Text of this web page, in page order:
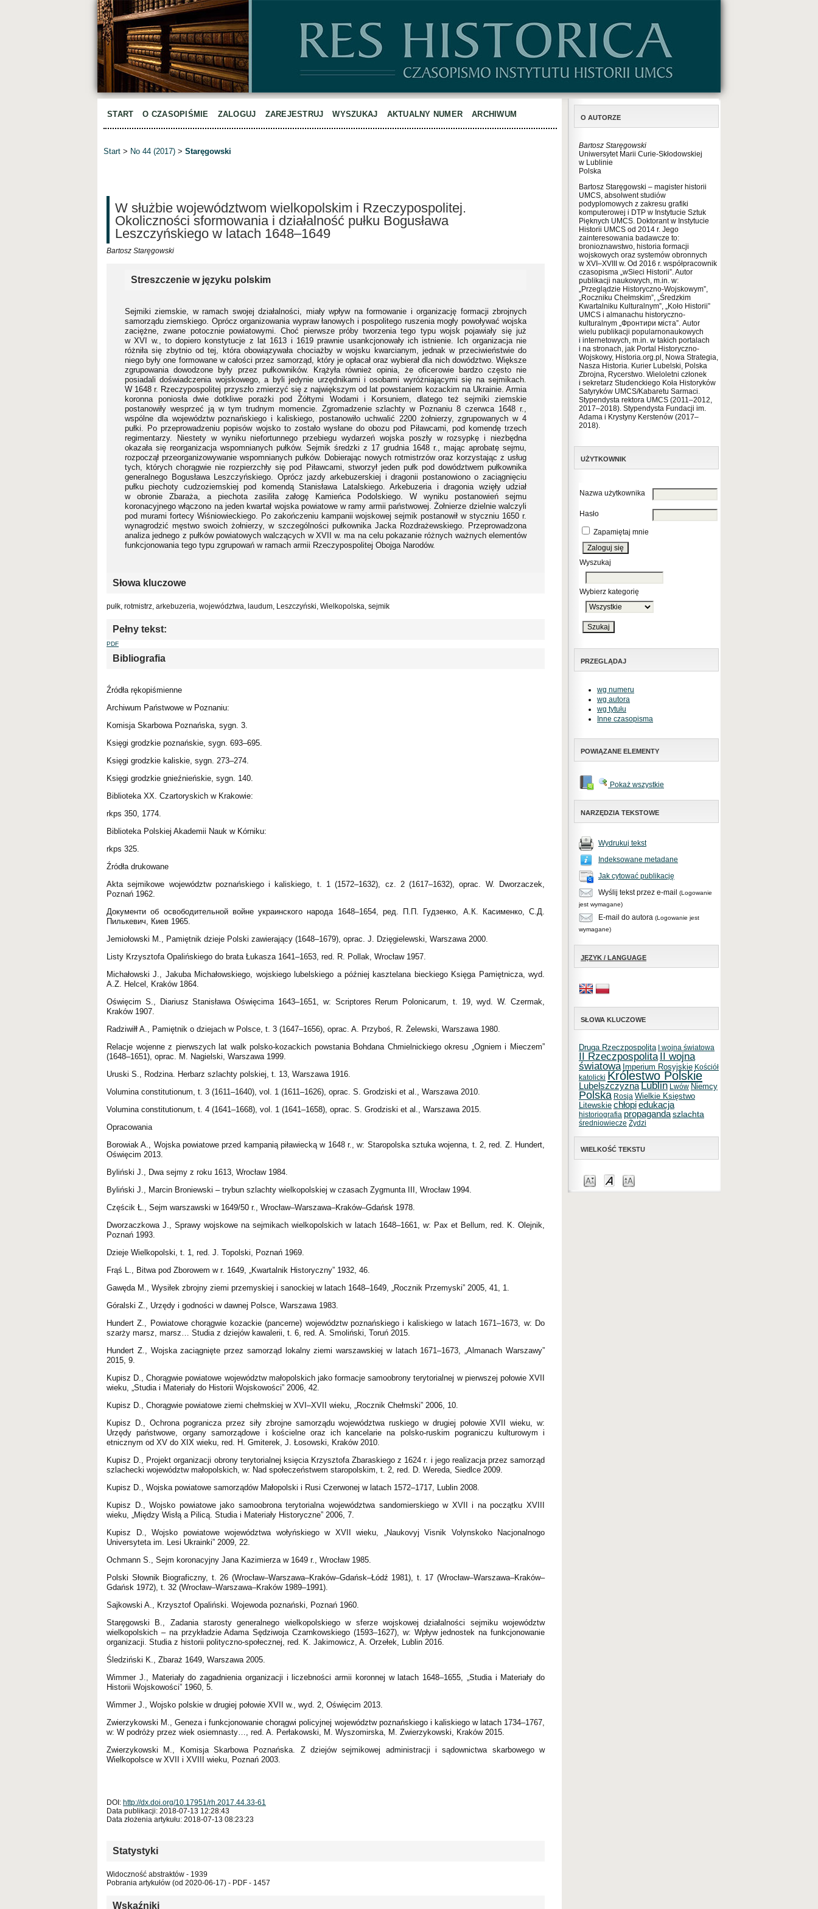
O AUTORZE
Bartosz Staręgowski
Uniwersytet Marii Curie-Skłodowskiej
w Lublinie
Polska
Bartosz Staręgowski – magister historii
UMCS, absolwent studiów
podyplomowych z zakresu grafiki
komputerowej i DTP w Instytucie Sztuk
Pięknych UMCS. Doktorant w Instytucie
Historii UMCS od 2014 r. Jego
zainteresowania badawcze to:
bronioznawstwo, historia formacji
wojskowych oraz systemów obronnych
w XVI–XVIII w. Od 2016 r. współpracownik
czasopisma „wSieci Historii”. Autor
publikacji naukowych, m.in. w:
„Przeglądzie Historyczno-Wojskowym”,
„Roczniku Chełmskim”, „Średzkim
Kwartalniku Kulturalnym”, „Koło Historii”
UMCS i almanachu historyczno-
kulturalnym „Фронтири міста”. Autor
wielu publikacji popularnonaukowych
i internetowych, m.in. w takich portalach
i na stronach, jak Portal Historyczno-
Wojskowy, Historia.org.pl, Nowa Strategia,
Nasza Historia. Kurier Lubelski, Polska
Zbrojna, Rycerstwo. Wieloletni członek
i sekretarz Studenckiego Koła Historyków
Satyryków UMCS/Kabaretu Sarmaci.
Stypendysta rektora UMCS (2011–2012,
2017–2018). Stypendysta Fundacji im.
Adama i Krystyny Kerstenów (2017–
2018).
UŻYTKOWNIK
Nazwa użytkownika
Hasło
Zapamiętaj mnie
Wyszukaj
Wybierz kategorię
PRZEGLĄDAJ
wg numeru
wg autora
wg tytułu
Inne czasopisma
POWIĄZANE ELEMENTY
Pokaż wszystkie
NARZĘDZIA TEKSTOWE
Wydrukuj tekst
Indeksowane metadane
Jak cytować publikację
Wyślij tekst przez e-mail
(Logowanie
jest wymagane)
E-mail do autora (Logowanie jest
wymagane)
JĘZYK / LANGUAGE
SŁOWA KLUCZOWE
Druga Rzeczpospolita I wojna światowa
II Rzeczpospolita II wojna
światowa Imperium Rosyjskie Kościół
katolicki Królestwo Polskie
LubelszczyznaLublin Lwów Niemcy
Polska Rosja Wielkie Księstwo
Litewskie chłopiedukacja
historiografia propagandaszlachta
średniowiecze Żydzi
WIELKOŚĆ TEKSTU
START O CZASOPIŚMIE ZALOGUJ ZAREJESTRUJ WYSZUKAJ AKTUALNY NUMER ARCHIWUM
Start > No 44 (2017) > Staręgowski
W służbie województwom wielkopolskim i Rzeczypospolitej.
Okoliczności sformowania i działalność pułku Bogusława
Leszczyńskiego w latach 1648–1649
Bartosz Staręgowski
Streszczenie w języku polskim
Sejmiki ziemskie, w ramach swojej działalności, miały wpływ na formowanie i organizację formacji zbrojnych
samorządu ziemskiego. Oprócz organizowania wypraw łanowych i pospolitego ruszenia mogły powoływać wojska
zaciężne, zwane potocznie powiatowymi. Choć pierwsze próby tworzenia tego typu wojsk pojawiały się już
w XVI w., to dopiero konstytucje z lat 1613 i 1619 prawnie usankcjonowały ich istnienie. Ich organizacja nie
różniła się zbytnio od tej, która obowiązywała chociażby w wojsku kwarcianym, jednak w przeciwieństwie do
niego były one formowane w całości przez samorząd, który je opłacał oraz wybierał dla nich dowództwo. Większe
zgrupowania dowodzone były przez pułkowników. Krążyła również opinia, że oficerowie bardzo często nie
posiadali doświadczenia wojskowego, a byli jedynie urzędnikami i osobami wyróżniającymi się na sejmikach.
W 1648 r. Rzeczypospolitej przyszło zmierzyć się z największym od lat powstaniem kozackim na Ukrainie. Armia
koronna poniosła dwie dotkliwe porażki pod Żółtymi Wodami i Korsuniem, dlatego też sejmiki ziemskie
postanowiły wesprzeć ją w tym trudnym momencie. Zgromadzenie szlachty w Poznaniu 8 czerwca 1648 r.,
wspólne dla województw poznańskiego i kaliskiego, postanowiło uchwalić 2200 żołnierzy, zgrupowanych w 4
pułki. Po przeprowadzeniu popisów wojsko to zostało wysłane do obozu pod Piławcami, pod komendę trzech
regimentarzy. Niestety w wyniku niefortunnego przebiegu wydarzeń wojska poszły w rozsypkę i niezbędna
okazała się reorganizacja wspomnianych pułków. Sejmik średzki z 17 grudnia 1648 r., mając aprobatę sejmu,
rozpoczął przeorganizowywanie wspomnianych pułków. Dobierając nowych rotmistrzów oraz korzystając z usług
tych, których chorągwie nie rozpierzchły się pod Piławcami, stworzył jeden pułk pod dowództwem pułkownika
generalnego Bogusława Leszczyńskiego. Oprócz jazdy arkebuzerskiej i dragonii postanowiono o zaciągnięciu
pułku piechoty cudzoziemskiej pod komendą Stanisława Latalskiego. Arkebuzeria i dragonia wzięły udział
w obronie Zbaraża, a piechota zasiliła załogę Kamieńca Podolskiego. W wyniku postanowień sejmu
koronacyjnego włączono na jeden kwartał wojska powiatowe w ramy armii państwowej. Żołnierze dzielnie walczyli
pod murami fortecy Wiśniowieckiego. Po zakończeniu kampanii wojskowej sejmik postanowił w styczniu 1650 r.
wynagrodzić męstwo swoich żołnierzy, w szczególności pułkownika Jacka Rozdrażewskiego. Przeprowadzona
analiza jednego z pułków powiatowych walczących w XVII w. ma na celu pokazanie różnych ważnych elementów
funkcjonowania tego typu zgrupowań w ramach armii Rzeczypospolitej Obojga Narodów.
Słowa kluczowe
pułk, rotmistrz, arkebuzeria, województwa, laudum, Leszczyński, Wielkopolska, sejmik
Pełny tekst:
PDF
Bibliografia
Źródła rękopiśmienne
Archiwum Państwowe w Poznaniu:
Komisja Skarbowa Poznańska, sygn. 3.
Księgi grodzkie poznańskie, sygn. 693–695.
Księgi grodzkie kaliskie, sygn. 273–274.
Księgi grodzkie gnieźnieńskie, sygn. 140.
Biblioteka XX. Czartoryskich w Krakowie:
rkps 350, 1774.
Biblioteka Polskiej Akademii Nauk w Kórniku:
rkps 325.
Źródła drukowane
Akta sejmikowe województw poznańskiego i kaliskiego, t. 1 (1572–1632), cz. 2 (1617–1632), oprac. W. Dworzaczek,
Poznań 1962.
Документи об освободительной войне украинского народа 1648–1654, ред. П.П. Гудзенко, А.К. Касименко, С.Д.
Пилькевич, Киев 1965.
Jemiołowski M., Pamiętnik dzieje Polski zawierający (1648–1679), oprac. J. Dzięgielewski, Warszawa 2000.
Listy Krzysztofa Opalińskiego do brata Łukasza 1641–1653, red. R. Pollak, Wrocław 1957.
Michałowski J., Jakuba Michałowskiego, wojskiego lubelskiego a później kasztelana bieckiego Księga Pamiętnicza, wyd.
A.Z. Helcel, Kraków 1864.
Oświęcim S., Diariusz Stanisława Oświęcima 1643–1651, w: Scriptores Rerum Polonicarum, t. 19, wyd. W. Czermak,
Kraków 1907.
Radziwiłł A., Pamiętnik o dziejach w Polsce, t. 3 (1647–1656), oprac. A. Przyboś, R. Żelewski, Warszawa 1980.
Relacje wojenne z pierwszych lat walk polsko-kozackich powstania Bohdana Chmielnickiego okresu „Ogniem i Mieczem”
(1648–1651), oprac. M. Nagielski, Warszawa 1999.
Uruski S., Rodzina. Herbarz szlachty polskiej, t. 13, Warszawa 1916.
Volumina constitutionum, t. 3 (1611–1640), vol. 1 (1611–1626), oprac. S. Grodziski et al., Warszawa 2010.
Volumina constitutionum, t. 4 (1641–1668), vol. 1 (1641–1658), oprac. S. Grodziski et al., Warszawa 2015.
Opracowania
Borowiak A., Wojska powiatowe przed kampanią piławiecką w 1648 r., w: Staropolska sztuka wojenna, t. 2, red. Z. Hundert,
Oświęcim 2013.
Byliński J., Dwa sejmy z roku 1613, Wrocław 1984.
Byliński J., Marcin Broniewski – trybun szlachty wielkopolskiej w czasach Zygmunta III, Wrocław 1994.
Częścik Ł., Sejm warszawski w 1649/50 r., Wrocław–Warszawa–Kraków–Gdańsk 1978.
Dworzaczkowa J., Sprawy wojskowe na sejmikach wielkopolskich w latach 1648–1661, w: Pax et Bellum, red. K. Olejnik,
Poznań 1993.
Dzieje Wielkopolski, t. 1, red. J. Topolski, Poznań 1969.
Frąś L., Bitwa pod Zborowem w r. 1649, „Kwartalnik Historyczny” 1932, 46.
Gawęda M., Wysiłek zbrojny ziemi przemyskiej i sanockiej w latach 1648–1649, „Rocznik Przemyski” 2005, 41, 1.
Góralski Z., Urzędy i godności w dawnej Polsce, Warszawa 1983.
Hundert Z., Powiatowe chorągwie kozackie (pancerne) województw poznańskiego i kaliskiego w latach 1671–1673, w: Do
szarży marsz, marsz… Studia z dziejów kawalerii, t. 6, red. A. Smoliński, Toruń 2015.
Hundert Z., Wojska zaciągnięte przez samorząd lokalny ziemi warszawskiej w latach 1671–1673, „Almanach Warszawy”
2015, 9.
Kupisz D., Chorągwie powiatowe województw małopolskich jako formacje samoobrony terytorialnej w pierwszej połowie XVII
wieku, „Studia i Materiały do Historii Wojskowości” 2006, 42.
Kupisz D., Chorągwie powiatowe ziemi chełmskiej w XVI–XVII wieku, „Rocznik Chełmski” 2006, 10.
Kupisz D., Ochrona pogranicza przez siły zbrojne samorządu województwa ruskiego w drugiej połowie XVII wieku, w:
Urzędy państwowe, organy samorządowe i kościelne oraz ich kancelarie na polsko-ruskim pograniczu kulturowym i
etnicznym od XV do XIX wieku, red. H. Gmiterek, J. Łosowski, Kraków 2010.
Kupisz D., Projekt organizacji obrony terytorialnej księcia Krzysztofa Zbaraskiego z 1624 r. i jego realizacja przez samorząd
szlachecki województw małopolskich, w: Nad społeczeństwem staropolskim, t. 2, red. D. Wereda, Siedlce 2009.
Kupisz D., Wojska powiatowe samorządów Małopolski i Rusi Czerwonej w latach 1572–1717, Lublin 2008.
Kupisz D., Wojsko powiatowe jako samoobrona terytorialna województwa sandomierskiego w XVII i na początku XVIII
wieku, „Między Wisłą a Pilicą. Studia i Materiały Historyczne” 2006, 7.
Kupisz D., Wojsko powiatowe województwa wołyńskiego w XVII wieku, „Naukovyj Visnik Volynskoko Nacjonalnogo
Universyteta im. Lesi Ukrainki” 2009, 22.
Ochmann S., Sejm koronacyjny Jana Kazimierza w 1649 r., Wrocław 1985.
Polski Słownik Biograficzny, t. 26 (Wrocław–Warszawa–Kraków–Gdańsk–Łódź 1981), t. 17 (Wrocław–Warszawa–Kraków–
Gdańsk 1972), t. 32 (Wrocław–Warszawa–Kraków 1989–1991).
Sajkowski A., Krzysztof Opaliński. Wojewoda poznański, Poznań 1960.
Staręgowski B., Zadania starosty generalnego wielkopolskiego w sferze wojskowej działalności sejmiku województw
wielkopolskich – na przykładzie Adama Sędziwoja Czarnkowskiego (1593–1627), w: Wpływ jednostek na funkcjonowanie
organizacji. Studia z historii polityczno-społecznej, red. K. Jakimowicz, A. Orzełek, Lublin 2016.
Śledziński K., Zbaraż 1649, Warszawa 2005.
Wimmer J., Materiały do zagadnienia organizacji i liczebności armii koronnej w latach 1648–1655, „Studia i Materiały do
Historii Wojskowości” 1960, 5.
Wimmer J., Wojsko polskie w drugiej połowie XVII w., wyd. 2, Oświęcim 2013.
Zwierzykowski M., Geneza i funkcjonowanie chorągwi policyjnej województw poznańskiego i kaliskiego w latach 1734–1767,
w: W podróży przez wiek osiemnasty…, red. A. Perłakowski, M. Wyszomirska, M. Zwierzykowski, Kraków 2015.
Zwierzykowski M., Komisja Skarbowa Poznańska. Z dziejów sejmikowej administracji i sądownictwa skarbowego w
Wielkopolsce w XVII i XVIII wieku, Poznań 2003.
DOI: http://dx.doi.org/10.17951/rh.2017.44.33-61
Data publikacji: 2018-07-13 12:28:43
Data złożenia artykułu: 2018-07-13 08:23:23
Statystyki
Widoczność abstraktów - 1939
Pobrania artykułów (od 2020-06-17) - PDF - 1457
Wskaźniki